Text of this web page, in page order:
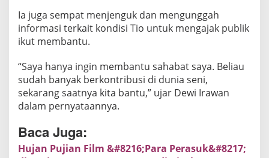
w
i
r
a
w
u
Ia juga sempat menjenguk dan mengunggah
informasi terkait kondisi Tio untuk mengajak publik
ikut membantu.
“Saya hanya ingin membantu sahabat saya. Beliau
sudah banyak berkontribusi di dunia seni,
sekarang saatnya kita bantu,” ujar Dewi Irawan
dalam pernyataannya.
Baca Juga:
Hujan Pujian Film &#8216;Para Perasuk&#8217;